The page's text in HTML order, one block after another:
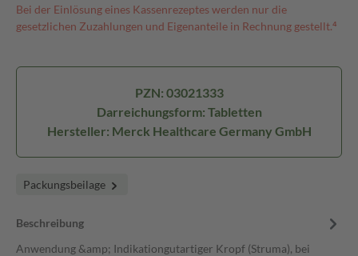
Bei der Einlösung eines Kassenrezeptes werden nur die
gesetzlichen Zuzahlungen und Eigenanteile in Rechnung gestellt.⁴
PZN: 03021333
Darreichungsform: Tabletten
Hersteller: Merck Healthcare Germany GmbH
Packungsbeilage
Beschreibung
Anwendung &amp; Indikationgutartiger Kropf (Struma), bei